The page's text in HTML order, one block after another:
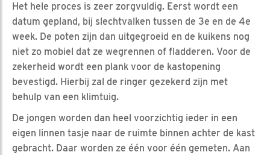
Het hele proces is zeer zorgvuldig. Eerst wordt een
datum gepland, bij slechtvalken tussen de 3e en de 4e
week. De poten zijn dan uitgegroeid en de kuikens nog
niet zo mobiel dat ze wegrennen of fladderen. Voor de
zekerheid wordt een plank voor de kastopening
bevestigd. Hierbij zal de ringer gezekerd zijn met
behulp van een klimtuig.
De jongen worden dan heel voorzichtig ieder in een
eigen linnen tasje naar de ruimte binnen achter de kast
gebracht. Daar worden ze één voor één gemeten. Aan